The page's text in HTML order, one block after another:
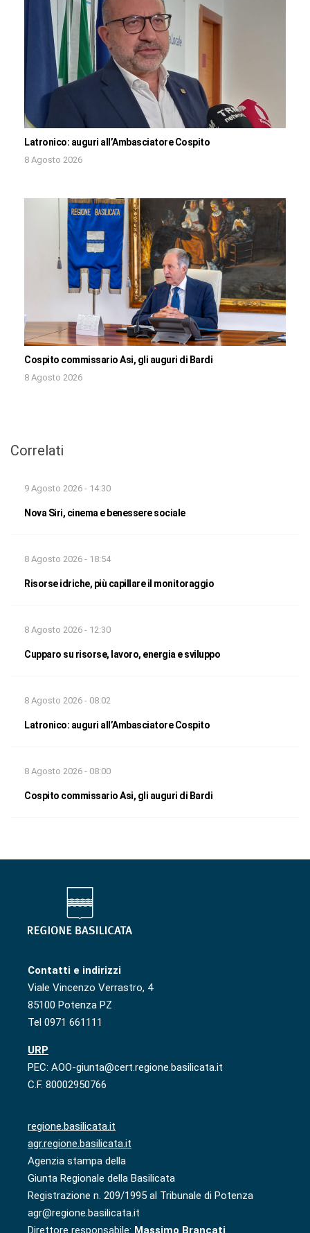
Latronico: auguri all’Ambasciatore Cospito
8 Agosto 2026
Cospito commissario Asi, gli auguri di Bardi
8 Agosto 2026
Correlati
9 Agosto 2026 - 14:30
Nova Siri, cinema e benessere sociale
8 Agosto 2026 - 18:54
Risorse idriche, più capillare il monitoraggio
8 Agosto 2026 - 12:30
Cupparo su risorse, lavoro, energia e sviluppo
8 Agosto 2026 - 08:02
Latronico: auguri all’Ambasciatore Cospito
8 Agosto 2026 - 08:00
Cospito commissario Asi, gli auguri di Bardi
Contatti e indirizzi
Viale Vincenzo Verrastro, 4
85100 Potenza PZ
Tel 0971 661111
URP
PEC: AOO-giunta@cert.regione.basilicata.it
C.F. 80002950766
regione.basilicata.it
agr.regione.basilicata.it
Agenzia stampa della
Giunta Regionale della Basilicata
Registrazione n. 209/1995 al Tribunale di Potenza
agr@regione.basilicata.it
Direttore responsabile: Massimo Brancati